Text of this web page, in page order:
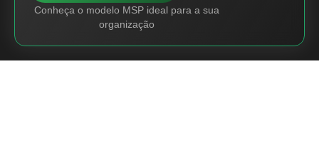
Conheça o modelo MSP ideal para a sua
organização